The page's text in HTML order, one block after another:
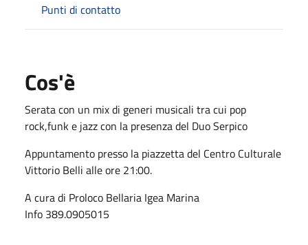
Punti di contatto
Cos'è
Serata con un mix di generi musicali tra cui pop
rock,funk e jazz con la presenza del Duo Serpico
Appuntamento presso la piazzetta del Centro Culturale
Vittorio Belli alle ore 21:00.
A cura di Proloco Bellaria Igea Marina
Info 389.0905015